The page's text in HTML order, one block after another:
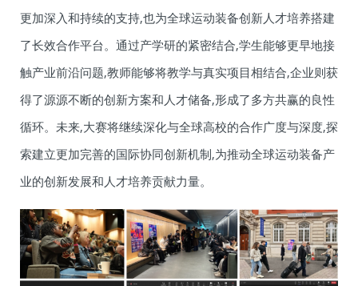
更加深入和持续的支持,也为全球运动装备创新人才培养搭建
了长效合作平台。通过产学研的紧密结合,学生能够更早地接
触产业前沿问题,教师能够将教学与真实项目相结合,企业则获
得了源源不断的创新方案和人才储备,形成了多方共赢的良性
循环。未来,大赛将继续深化与全球高校的合作广度与深度,探
索建立更加完善的国际协同创新机制,为推动全球运动装备产
业的创新发展和人才培养贡献力量。